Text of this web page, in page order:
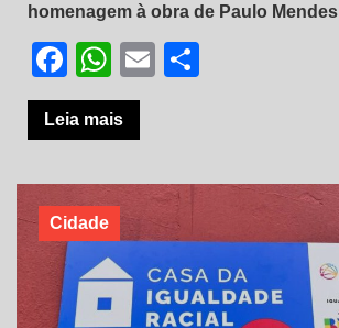
homenagem à obra de Paulo Mendes
Facebook
WhatsApp
Email
Leia mais
Cidade